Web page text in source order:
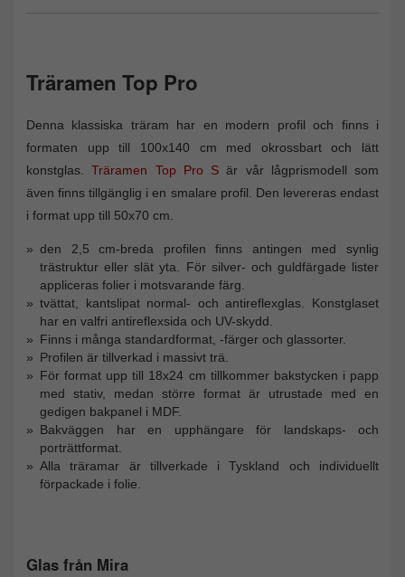
Träramen Top Pro
Denna klassiska träram har en modern profil och finns i
formaten upp till 100x140 cm med okrossbart och lätt
konstglas.Träramen Top Pro S är vår lågprismodell som
även finns tillgänglig i en smalare profil. Den levereras endast
i format upp till 50x70 cm.
den 2,5 cm-breda profilen finns antingen med synlig
trästruktur eller slät yta. För silver- och guldfärgade lister
appliceras folier i motsvarande färg.
tvättat, kantslipat normal- och antireflexglas. Konstglaset
har en valfri antireflexsida och UV-skydd.
Finns i många standardformat, -färger och glassorter.
Profilen är tillverkad i massivt trä.
För format upp till 18x24 cm tillkommer bakstycken i papp
med stativ, medan större format är utrustade med en
gedigen bakpanel i MDF.
Bakväggen har en upphängare för landskaps- och
porträttformat.
Alla träramar är tillverkade i Tyskland och individuellt
förpackade i folie.
Glas från Mira